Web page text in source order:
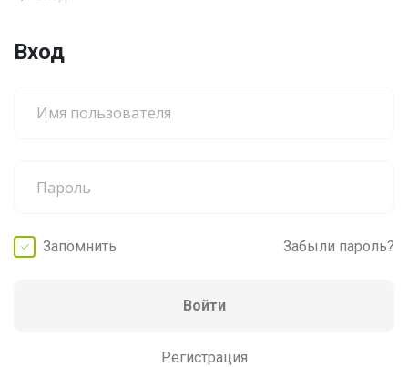
Вход
Запомнить Забыли пароль?
Войти
Регистрация